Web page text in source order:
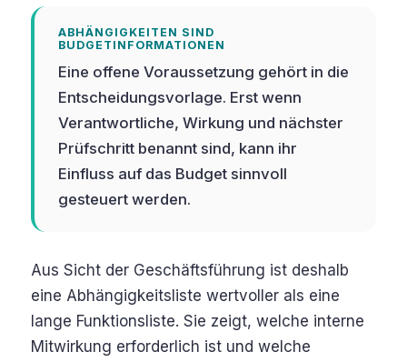
ABHÄNGIGKEITEN SIND
BUDGETINFORMATIONEN
Eine offene Voraussetzung gehört in die
Entscheidungsvorlage. Erst wenn
Verantwortliche, Wirkung und nächster
Prüfschritt benannt sind, kann ihr
Einfluss auf das Budget sinnvoll
gesteuert werden.
Aus Sicht der Geschäftsführung ist deshalb
eine Abhängigkeitsliste wertvoller als eine
lange Funktionsliste. Sie zeigt, welche interne
Mitwirkung erforderlich ist und welche